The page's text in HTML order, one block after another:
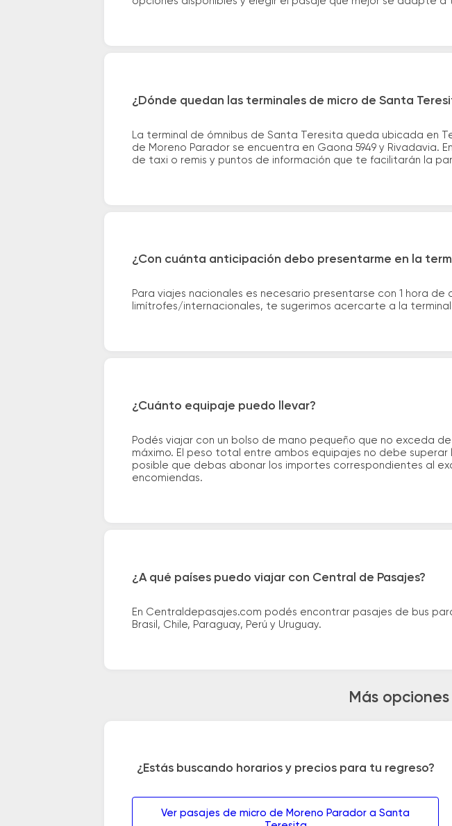
¿Dónde quedan las terminales de micro de Santa
La terminal de ómnibus de Santa Teresita queda ubicada en
de Moreno Parador se encuentra en Gaona 5949 y Rivadavia.
de taxi o remis y puntos de información que te facilitarán la
¿Con cuánta anticipación debo presentarme en la
Para viajes nacionales es necesario presentarse con 1 hora
limítrofes/internacionales, te sugerimos acercarte a la
¿Cuánto equipaje puedo llevar?
Podés viajar con un bolso de mano pequeño que no exceda
máximo. El peso total entre ambos equipajes no debe superar
posible que debas abonar los importes correspondientes al
encomiendas.
¿A qué países puedo viajar con Central de Pasajes?
En Centraldepasajes.com podés encontrar pasajes de bus
Brasil, Chile, Paraguay, Perú y Uruguay.
Más
¿Estás buscando horarios y precios para tu regreso?
Ver pasajes de micro de Moreno Parador a Santa